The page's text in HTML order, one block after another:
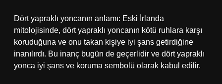
Dört yapraklı yoncanın anlamı: Eski İrlanda
mitolojisinde, dört yapraklı yoncanın kötü ruhlara karşı
koruduğuna ve onu takan kişiye iyi şans getirdiğine
inanılırdı. Bu inanç bugün de geçerlidir ve dört yapraklı
yonca iyi şans ve koruma sembolü olarak kabul edilir.